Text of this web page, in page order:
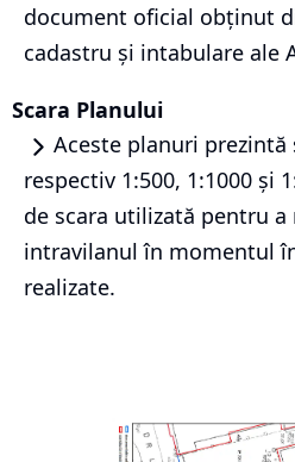
document oficial obținut
cadastru și intabulare ale
Scara Planului
Aceste planuri prezintă
respectiv 1:500, 1:1000 și
de scara utilizată pentru a
intravilanul în momentul
realizate.